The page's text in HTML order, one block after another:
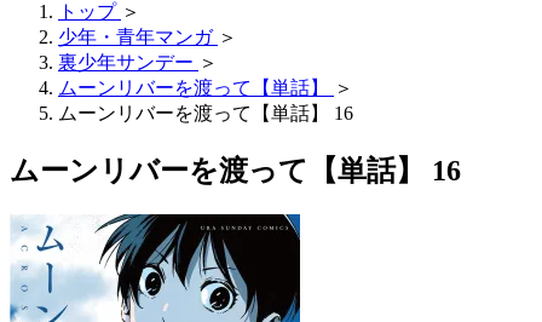
トップ ＞
少年・青年マンガ ＞
裏少年サンデー ＞
ムーンリバーを渡って【単話】
＞
ムーンリバーを渡って【単話】 16
ムーンリバーを渡って【単話】 16